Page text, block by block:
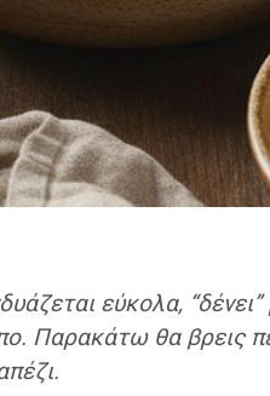
εύκολα,
Παρακάτω θα βρεις